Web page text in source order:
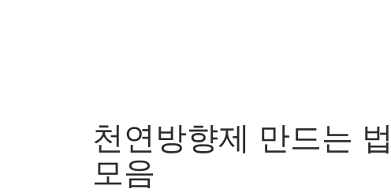
천연방향제 만드는
모음